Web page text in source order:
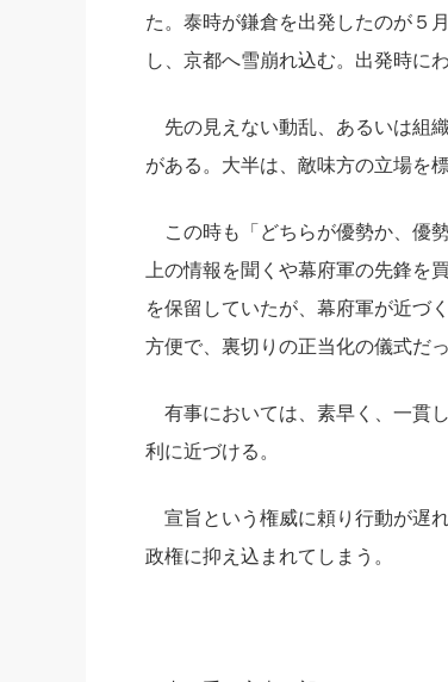
た。泰時が鎌倉を出発したのが５
し、京都へ雪崩れ込む。出発時に
先の見えない動乱、あるいは組
がある。大半は、敵味方の立場を
この時も「どちらが優勢か、優
上の情報を聞くや幕府軍の先鋒を
を保留していたが、幕府軍が近づ
方便で、裏切りの正当化の儀式だっ
有事においては、素早く、一貫
利に近づける。
宣旨という権威に頼り行動が遅
政権に抑え込まれてしまう。